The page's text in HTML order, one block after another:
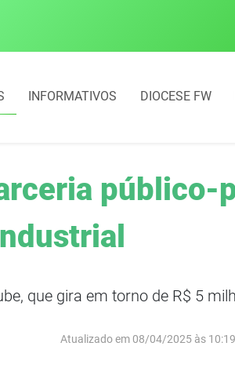
Cobrança do estacionamento
INFORMATIVOS DIOCESE FW
público-
que gira em torno de R$ 5
Atualizado em 08/04/2025 às 10:19